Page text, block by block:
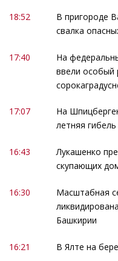
18:52
В пригороде
свалка
17:40
На
ввели особый
17:07
На
летняя
16:43
Лукашенко
скупающих
16:30
Масштабная
Башкирии
16:21 В Ялте на